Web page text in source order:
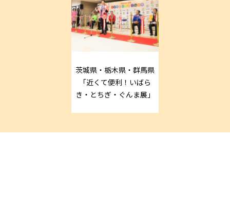
茨城県・栃木県・群馬県
「近くて便利！いばら
き・とちぎ・ぐんま展」